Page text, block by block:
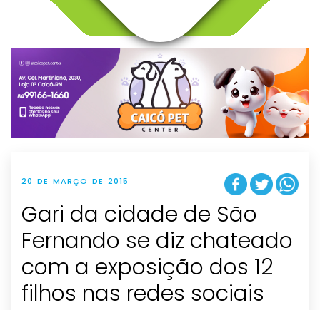
v
g
t
i
o
n
20 DE MARÇO DE 2015
Gari da cidade de São
Fernando se diz chateado
com a exposição dos 12
filhos nas redes sociais